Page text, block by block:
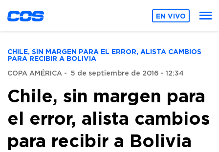
EN VIVO
CHILE, SIN MARGEN PARA EL ERROR, ALISTA CAMBIOS
PARA RECIBIR A BOLIVIA
COPA AMÉRICA - 5 de septiembre de 2016 - 12:34
Chile, sin margen para
el error, alista cambios
para recibir a Bolivia